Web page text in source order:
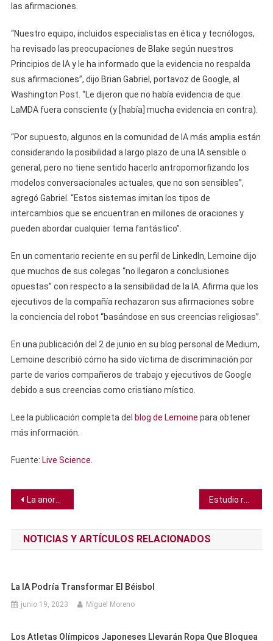
las afirmaciones.
“Nuestro equipo, incluidos especialistas en ética y tecnólogos,
ha revisado las preocupaciones de Blake según nuestros
Principios de IA y le ha informado que la evidencia no respalda
sus afirmaciones”, dijo Brian Gabriel, portavoz de Google, al
Washington Post. “Le dijeron que no había evidencia de que
LaMDA fuera consciente (y [había] mucha evidencia en contra).
“Por supuesto, algunos en la comunidad de IA más amplia están
considerando la posibilidad a largo plazo de una IA sensible o
general, pero no tiene sentido hacerlo antropomorfizando los
modelos conversacionales actuales, que no son sensibles”,
agregó Gabriel. “Estos sistemas imitan los tipos de
intercambios que se encuentran en millones de oraciones y
pueden abordar cualquier tema fantástico”.
En un comentario reciente en su perfil de LinkedIn, Lemoine dijo
que muchos de sus colegas “no llegaron a conclusiones
opuestas” con respecto a la sensibilidad de la IA. Afirma que los
ejecutivos de la compañía rechazaron sus afirmaciones sobre
la conciencia del robot “basándose en sus creencias religiosas”.
En una publicación del 2 de junio en su blog personal de Medium,
Lemoine describió cómo ha sido víctima de discriminación por
parte de varios compañeros de trabajo y ejecutivos de Google
debido a sus creencias como cristiano místico.
Lee la publicación completa del blog de Lemoine para obtener
más información.
Fuente: Live Science
Navegación
de
entradas
La anorexia puede provocar cambios dramáticos en el cerebro, según estudio
NOTICIAS Y ARTÍCULOS RELACIONADOS
La IA Podría Transformar El Béisbol
junio 19, 2023 Miguel Moreno
Los Atletas Olímpicos Japoneses Llevarán Ropa Que Bloquea